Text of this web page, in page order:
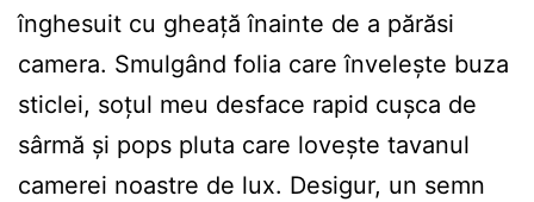
înghesuit cu gheață înainte de a părăsi
camera. Smulgând folia care învelește buza
sticlei, soțul meu desface rapid cușca de
sârmă și pops pluta care lovește tavanul
camerei noastre de lux. Desigur, un semn